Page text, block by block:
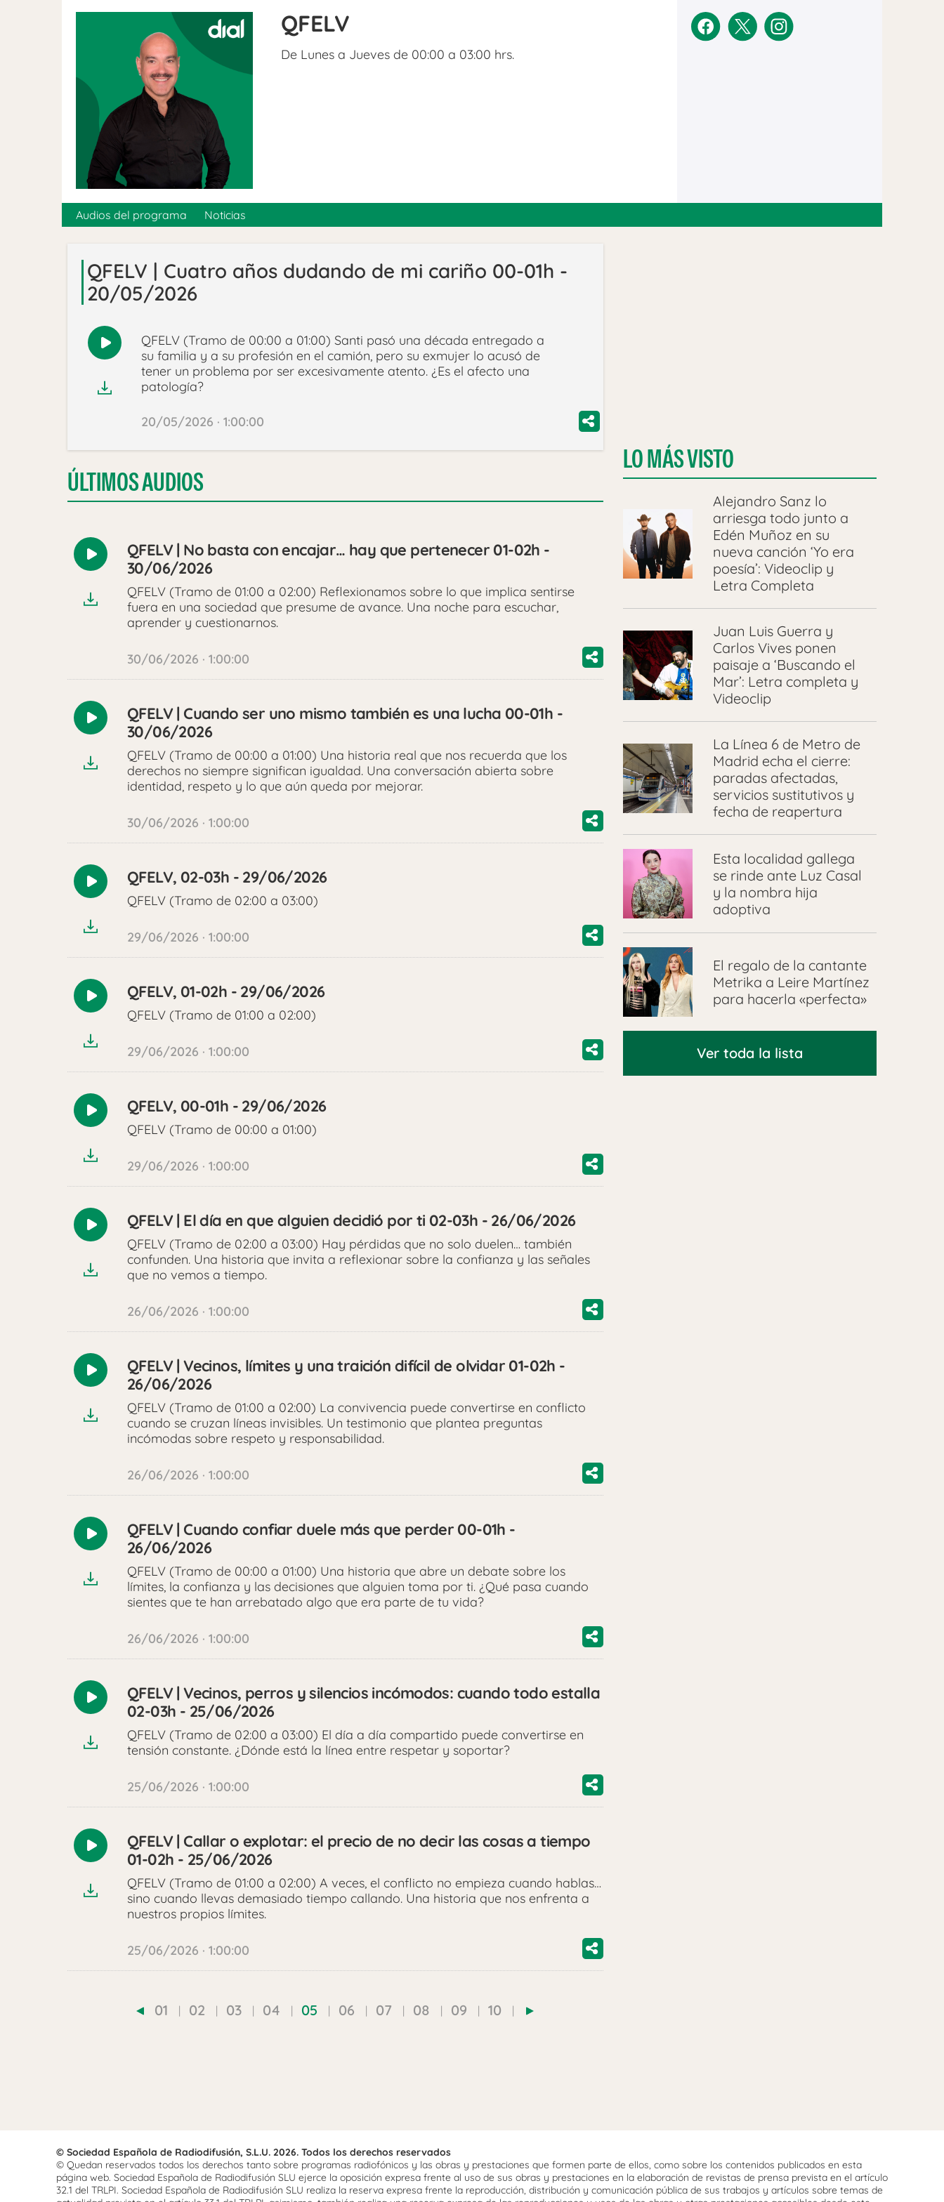
QFELV
De Lunes a Jueves de 00:00 a 03:00 hrs.
Audios del programa Noticias
QFELV | Cuatro años dudando de mi cariño 00-01h -
20/05/2026
Reproducir
QFELV (Tramo de 00:00 a 01:00) Santi pasó una década entregado a
su familia y a su profesión en el camión, pero su exmujer lo acusó de
tener un problema por ser excesivamente atento. ¿Es el afecto una
patología?
20/05/2026 · 1:00:00
ÚLTIMOS AUDIOS
Reproducir
QFELV | No basta con encajar… hay que pertenecer 01-02h -
30/06/2026
QFELV (Tramo de 01:00 a 02:00) Reflexionamos sobre lo que implica sentirse
fuera en una sociedad que presume de avance. Una noche para escuchar,
aprender y cuestionarnos.
30/06/2026 · 1:00:00
Reproducir
QFELV | Cuando ser uno mismo también es una lucha 00-01h -
30/06/2026
QFELV (Tramo de 00:00 a 01:00) Una historia real que nos recuerda que los
derechos no siempre significan igualdad. Una conversación abierta sobre
identidad, respeto y lo que aún queda por mejorar.
30/06/2026 · 1:00:00
Reproducir
QFELV, 02-03h - 29/06/2026
QFELV (Tramo de 02:00 a 03:00)
29/06/2026 · 1:00:00
Reproducir
QFELV, 01-02h - 29/06/2026
QFELV (Tramo de 01:00 a 02:00)
29/06/2026 · 1:00:00
Reproducir
QFELV, 00-01h - 29/06/2026
QFELV (Tramo de 00:00 a 01:00)
29/06/2026 · 1:00:00
Reproducir
QFELV | El día en que alguien decidió por ti 02-03h - 26/06/2026
QFELV (Tramo de 02:00 a 03:00) Hay pérdidas que no solo duelen… también
confunden. Una historia que invita a reflexionar sobre la confianza y las señales
que no vemos a tiempo.
26/06/2026 · 1:00:00
Reproducir
QFELV | Vecinos, límites y una traición difícil de olvidar 01-02h -
26/06/2026
QFELV (Tramo de 01:00 a 02:00) La convivencia puede convertirse en conflicto
cuando se cruzan líneas invisibles. Un testimonio que plantea preguntas
incómodas sobre respeto y responsabilidad.
26/06/2026 · 1:00:00
Reproducir
QFELV | Cuando confiar duele más que perder 00-01h -
26/06/2026
QFELV (Tramo de 00:00 a 01:00) Una historia que abre un debate sobre los
límites, la confianza y las decisiones que alguien toma por ti. ¿Qué pasa cuando
sientes que te han arrebatado algo que era parte de tu vida?
26/06/2026 · 1:00:00
Reproducir
QFELV | Vecinos, perros y silencios incómodos: cuando todo estalla
02-03h - 25/06/2026
QFELV (Tramo de 02:00 a 03:00) El día a día compartido puede convertirse en
tensión constante. ¿Dónde está la línea entre respetar y soportar?
25/06/2026 · 1:00:00
Reproducir
QFELV | Callar o explotar: el precio de no decir las cosas a tiempo
01-02h - 25/06/2026
QFELV (Tramo de 01:00 a 02:00) A veces, el conflicto no empieza cuando hablas…
sino cuando llevas demasiado tiempo callando. Una historia que nos enfrenta a
nuestros propios límites.
25/06/2026 · 1:00:00
01 02 03 04 05 06 07 08 09 10
LO MÁS VISTO
Alejandro Sanz lo
arriesga todo junto a
Edén Muñoz en su
nueva canción ‘Yo era
poesía’: Videoclip y
Letra Completa
Juan Luis Guerra y
Carlos Vives ponen
paisaje a ‘Buscando el
Mar’: Letra completa y
Videoclip
La Línea 6 de Metro de
Madrid echa el cierre:
paradas afectadas,
servicios sustitutivos y
fecha de reapertura
Esta localidad gallega
se rinde ante Luz Casal
y la nombra hija
adoptiva
El regalo de la cantante
Metrika a Leire Martínez
para hacerla «perfecta»
Ver toda la lista
© Sociedad Española de Radiodifusión, S.L.U. 2026. Todos los derechos reservados
© Quedan reservados todos los derechos tanto sobre programas radiofónicos y las obras y prestaciones que formen parte de ellos, como sobre los contenidos publicados en esta
página web. Sociedad Española de Radiodifusión SLU ejerce la oposición expresa frente al uso de sus obras y prestaciones en la elaboración de revistas de prensa prevista en el artículo
32.1 del TRLPI. Sociedad Española de Radiodifusión SLU realiza la reserva expresa frente la reproducción, distribución y comunicación pública de sus trabajos y artículos sobre temas de